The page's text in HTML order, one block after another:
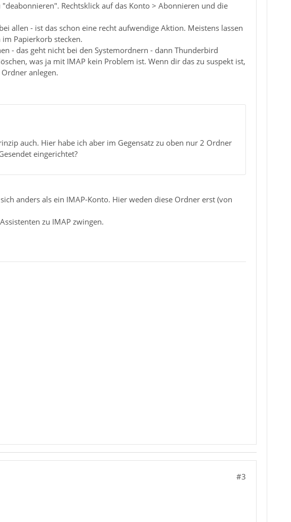
Rechtsklick auf das Konto > Abonnieren und die
allen - ist das schon eine recht aufwendige Aktion. Meistens lassen
Papierkorb stecken.
- das geht nicht bei den Systemordnern - dann Thunderbird
was ja mit IMAP kein Problem ist. Wenn dir das zu suspekt ist,
anlegen.
auch. Hier habe ich aber im Gegensatz zu oben nur 2 Ordner
eingerichtet?
anders als ein IMAP-Konto. Hier weden diese Ordner erst (von
zu IMAP zwingen.
#3